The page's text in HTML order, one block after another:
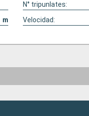
N° tripunlates:
m Velocidad: